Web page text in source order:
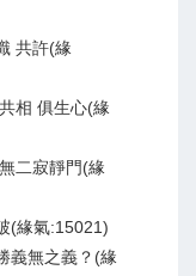
共許(緣
相 俱生心(緣
二寂靜門(緣
(緣氣:15021)
義無之義？(緣